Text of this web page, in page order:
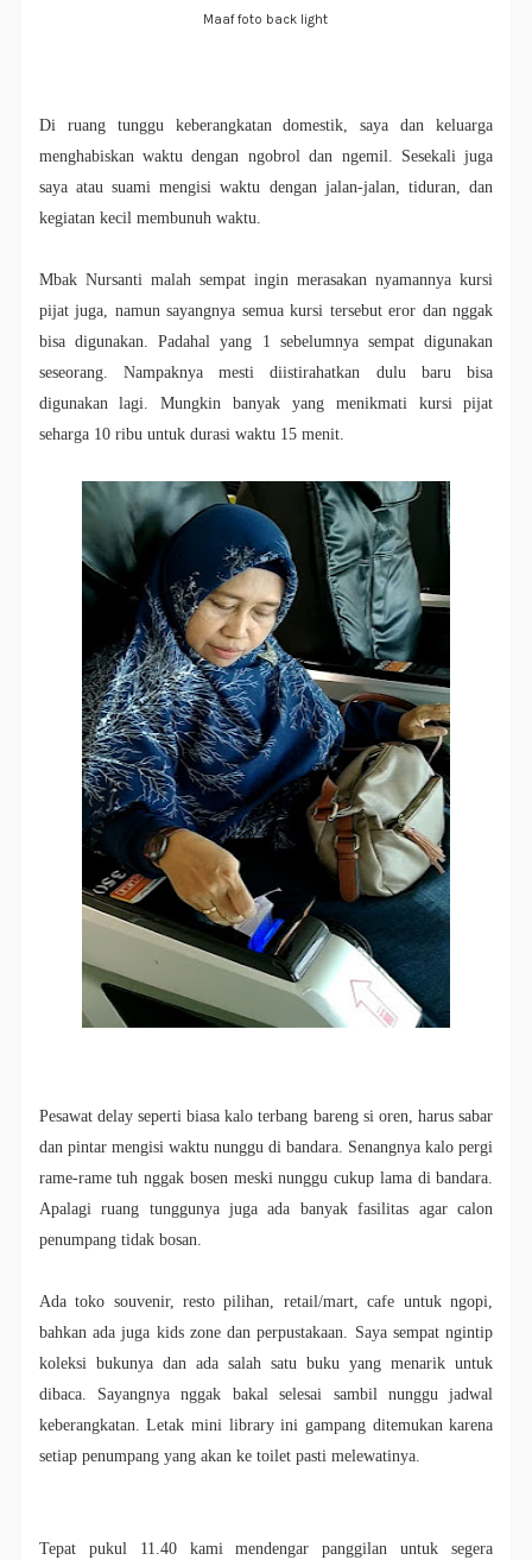
Maaf foto back light
Di ruang tunggu keberangkatan domestik, saya dan keluarga
menghabiskan waktu dengan ngobrol dan ngemil. Sesekali juga
saya atau suami mengisi waktu dengan jalan-jalan, tiduran, dan
kegiatan kecil membunuh waktu.
Mbak Nursanti malah sempat ingin merasakan nyamannya kursi
pijat juga, namun sayangnya semua kursi tersebut eror dan nggak
bisa digunakan. Padahal yang 1 sebelumnya sempat digunakan
seseorang. Nampaknya mesti diistirahatkan dulu baru bisa
digunakan lagi. Mungkin banyak yang menikmati kursi pijat
seharga 10 ribu untuk durasi waktu 15 menit.
Pesawat delay seperti biasa kalo terbang bareng si oren, harus sabar
dan pintar mengisi waktu nunggu di bandara. Senangnya kalo pergi
rame-rame tuh nggak bosen meski nunggu cukup lama di bandara.
Apalagi ruang tunggunya juga ada banyak fasilitas agar calon
penumpang tidak bosan.
Ada toko souvenir, resto pilihan, retail/mart, cafe untuk ngopi,
bahkan ada juga kids zone dan perpustakaan. Saya sempat ngintip
koleksi bukunya dan ada salah satu buku yang menarik untuk
dibaca. Sayangnya nggak bakal selesai sambil nunggu jadwal
keberangkatan. Letak mini library ini gampang ditemukan karena
setiap penumpang yang akan ke toilet pasti melewatinya.
Tepat pukul 11.40 kami mendengar panggilan untuk segera